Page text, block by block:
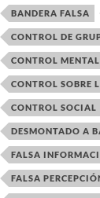
BANDERA FALSA
CONTROL DE
CONTROL MENTAL
CONTROL SOBRE
CONTROL SOCIAL
DESMONTADO A
FALSA
FALSA